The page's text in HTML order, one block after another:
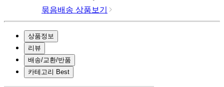
묶음배송 상품보기
상품정보
리뷰
배송/교환/반품
카테고리 Best